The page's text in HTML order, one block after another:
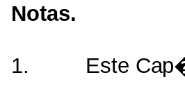
Notas.
1. Este